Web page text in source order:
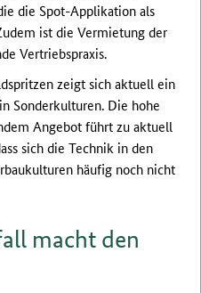
die Spot-Applikation als
ist die Vermietung der
Vertriebspraxis.
zeigt sich aktuell ein
Sonderkulturen. Die hohe
Angebot führt zu aktuell
sich die Technik in den
häufig noch nicht
macht den